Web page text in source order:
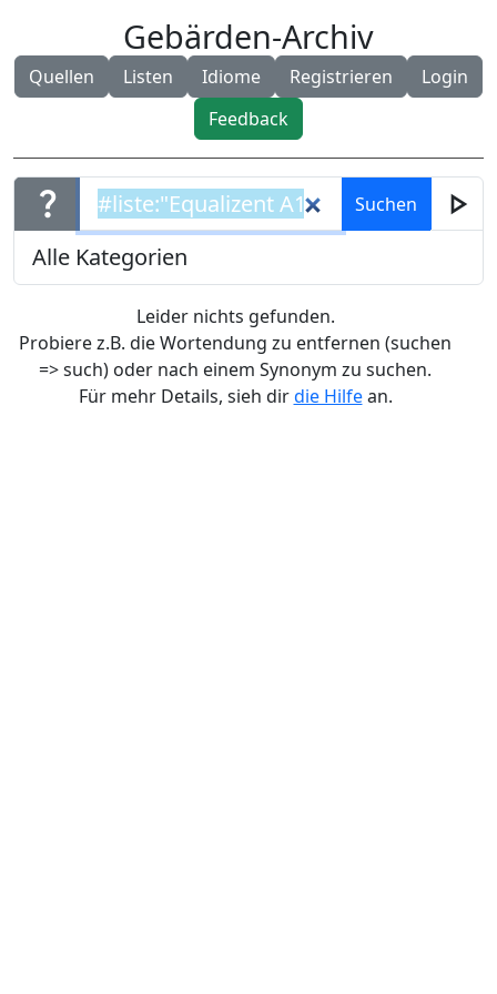
Gebärden-Archiv
Quellen Listen Idiome Registrieren
Login
Feedback
question_mark play_arrow
Leider nichts gefunden.
Probiere z.B. die Wortendung zu entfernen (suchen
=> such) oder nach einem Synonym zu suchen.
Für mehr Details, sieh dirdie Hilfean.